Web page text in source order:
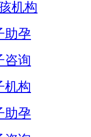
机构
助孕
咨询
机构
助孕